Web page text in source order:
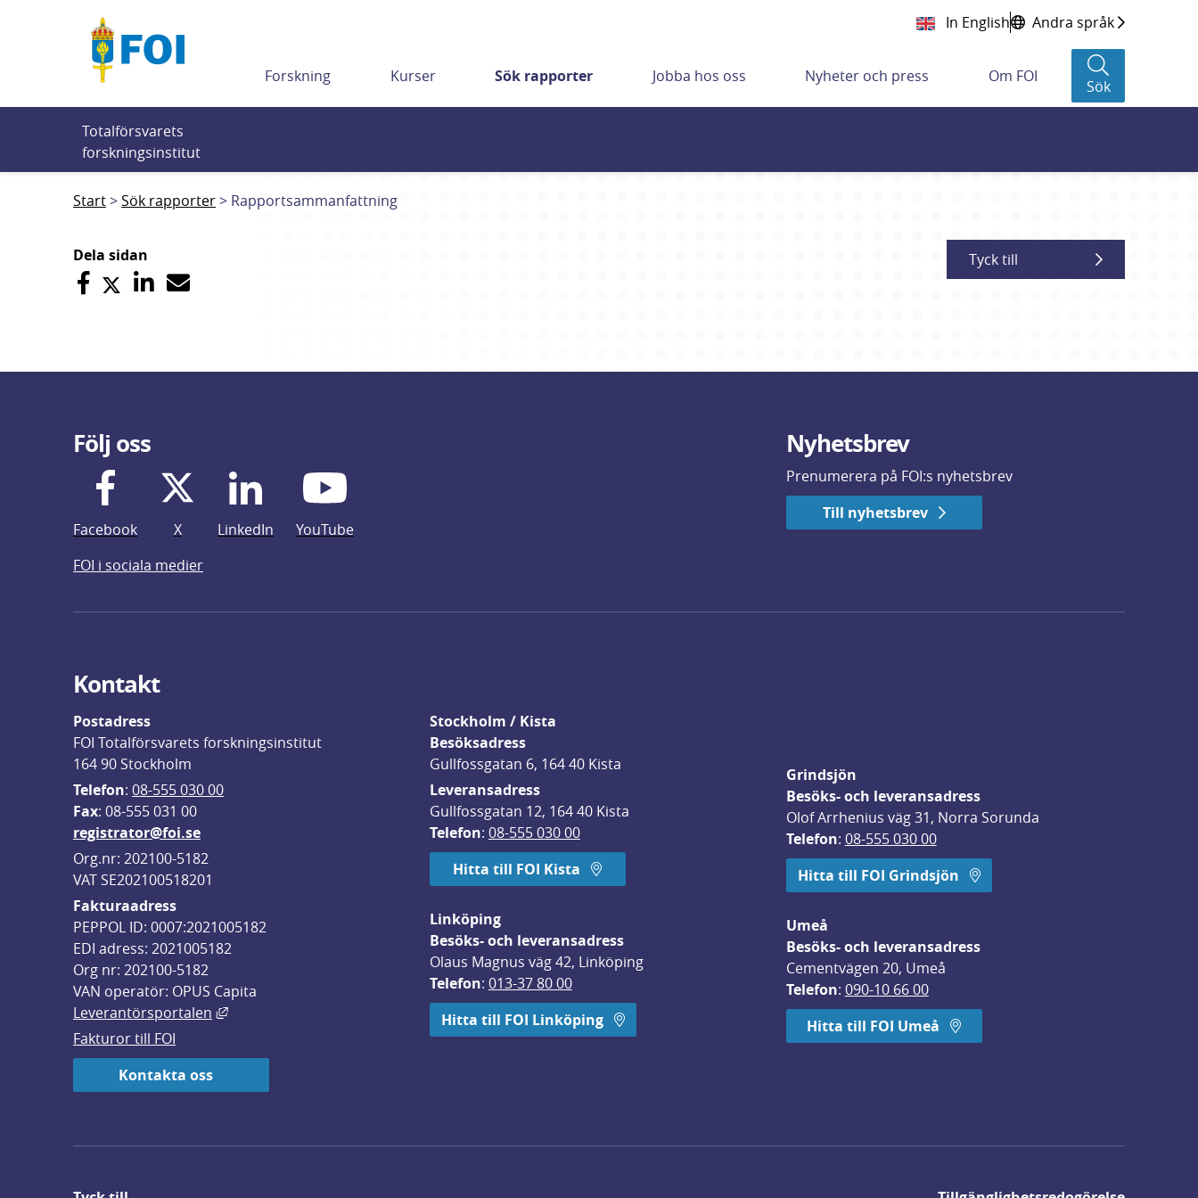
In English Andra språk
Forskning Kurser Sök rapporter Jobba hos oss Nyheter och press Om FOI
Sök
Totalförsvarets
forskningsinstitut
Start Sök rapporter Rapportsammanfattning
Dela sidan Tyck till
Följ oss
Facebook X LinkedIn
YouTube
FOI i sociala medier
Nyhetsbrev
Prenumerera på FOI:s nyhetsbrev
Till nyhetsbrev
Kontakt
Postadress
FOI Totalförsvarets forskningsinstitut
164 90 Stockholm
Telefon: 08-555 030 00
Fax: 08-555 031 00
registrator@foi.se
Org.nr: 202100-5182
VAT SE202100518201
Fakturaadress
PEPPOL ID: 0007:2021005182
EDI adress: 2021005182
Org nr: 202100-5182
VAN operatör: OPUS Capita
Leverantörsportalen
Länk till annan webbplats, öppnas i nytt fönster.
Fakturor till FOI
Kontakta oss
Stockholm / Kista
Besöksadress
Gullfossgatan 6, 164 40 Kista
Leveransadress
Gullfossgatan 12, 164 40 Kista
Telefon: 08-555 030 00
Hitta till FOI Kista
Linköping
Besöks- och leveransadress
Olaus Magnus väg 42, Linköping
Telefon: 013-37 80 00
Hitta till FOI Linköping
Grindsjön
Besöks- och leveransadress
Olof Arrhenius väg 31, Norra Sorunda
Telefon: 08-555 030 00
Hitta till FOI Grindsjön
Umeå
Besöks- och leveransadress
Cementvägen 20, Umeå
Telefon: 090-10 66 00
Hitta till FOI Umeå